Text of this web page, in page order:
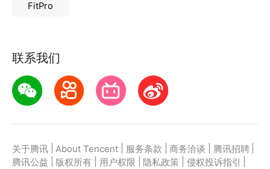
FitPro
联系我们
关于腾讯 About Tencent 服务条款 商务洽谈 腾讯招聘
腾讯公益
版权所有 用户权限 隐私政策 侵权投诉指引